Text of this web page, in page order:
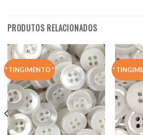
PRODUTOS RELACIONADOS
* TINGIMENTO * *